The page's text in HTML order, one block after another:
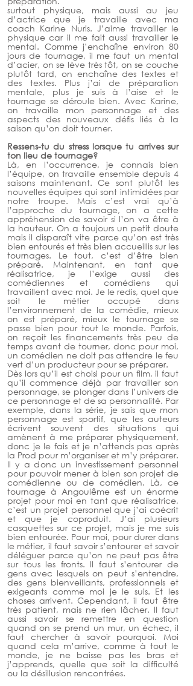
surtout physique, mais aussi au jeu
d’actrice que je travaille avec ma
coach Karine Nuris. J’aime travailler le
physique car il me fait aussi travailler le
mental. Comme j’enchaîne environ 80
jours de tournage, il me faut un mental
d’acier, on se lève très tôt, on se couche
plutôt tard, on enchaîne des textes et
des textes. Plus j’ai de préparation
mentale, plus je suis à l’aise et le
tournage se déroule bien. Avec Karine,
on travaille mon personnage et des
aspects des nouveaux défis liés à la
saison qu’on doit tourner.
Ressens-tu du stress lorsque tu arrives sur
ton lieu de tournage?
Là, en l’occurrence, je connais bien
l’équipe, on travaille ensemble depuis 4
saisons maintenant. Ce sont plutôt les
nouvelles équipes qui sont intimidées par
notre troupe. Mais c’est vrai qu’à
l’approche du tournage, on a cette
appréhension de savoir si l’on va être à
la hauteur. On a toujours un petit doute
mais il disparaît vite parce qu’on est très
bien entourés et très bien accueillis sur les
tournages. Le tout, c’est d’être bien
préparé. Maintenant, en tant que
réalisatrice, je l’exige aussi des
comédiennes et comédiens qui
travaillent avec moi. Je le redis, quel que
soit le métier occupé dans
l’environnement de la comédie, mieux
on est préparé, mieux le tournage se
passe bien pour tout le monde. Parfois,
on reçoit les financements très peu de
temps avant de tourner, donc pour moi,
un comédien ne doit pas attendre le feu
vert d’un producteur pour se préparer.
Dès lors qu’il est choisi pour un film, il faut
qu’il commence déjà par travailler son
personnage, se plonger dans l’univers de
ce personnage et de sa personnalité. Par
exemple, dans la série, je sais que mon
personnage est sportif, que les auteurs
écrivent souvent des situations qui
amènent à me préparer physiquement,
donc je le fais et je n’attends pas après
la Prod pour m’organiser et m’y préparer.
Il y a donc un investissement personnel
pour pouvoir mener à bien son projet de
comédienne ou de comédien. Là, ce
tournage à Angoulême est un énorme
projet pour moi en tant que réalisatrice,
c’est un projet personnel que j’ai coécrit
et que je coproduit. J’ai plusieurs
casquettes sur ce projet, mais je me suis
bien entourée. Pour moi, pour durer dans
le métier, il faut savoir s’entourer et savoir
déléguer parce qu’on ne peut pas être
sur tous les fronts. Il faut s’entourer de
gens avec lesquels on peut s’entendre,
des gens bienveillants, professionnels et
exigeants comme moi je le suis. Et les
choses arrivent. Cependant, il faut être
très patient, mais ne rien lâcher. Il faut
aussi savoir se remettre en question
quand on se prend un mur, un échec, il
faut chercher à savoir pourquoi. Moi
quand cela m’arrive, comme à tout le
monde, je ne baisse pas les bras et
j’apprends, quelle que soit la difficulté
ou la désillusion rencontrées.